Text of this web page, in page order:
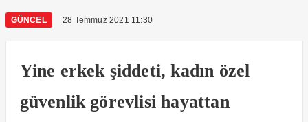
GÜNCEL 28 Temmuz 2021 11:30
Yine erkek şiddeti, kadın özel
güvenlik görevlisi hayattan